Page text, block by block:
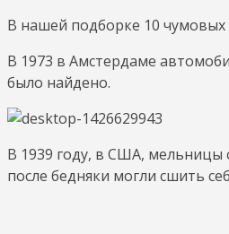
В нашей подборке 10 чумовых
В 1973 в Амстердаме
было найдено.
В 1939 году, в США, мельницы
после бедняки могли сшить